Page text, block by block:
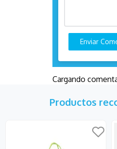
Enviar
Cargando
Productos